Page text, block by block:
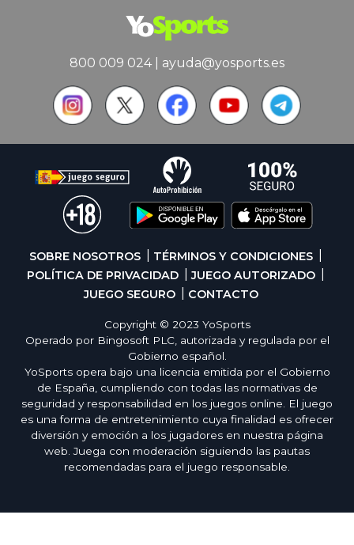
800 009 024| ayuda@yosports.es
SOBRE NOSOTROS
TÉRMINOS Y CONDICIONES
POLÍTICA DE PRIVACIDAD
JUEGO AUTORIZADO
JUEGO SEGURO
CONTACTO
Copyright © 2023 YoSports
Operado por Bingosoft PLC, autorizada y regulada por el
Gobierno español.
YoSports opera bajo una licencia emitida por el Gobierno
de España, cumpliendo con todas las normativas de
seguridad y responsabilidad en los juegos online. El juego
es una forma de entretenimiento cuya finalidad es ofrecer
diversión y emoción a los jugadores en nuestra página
web. Juega con moderación siguiendo las pautas
recomendadas para el juego responsable.